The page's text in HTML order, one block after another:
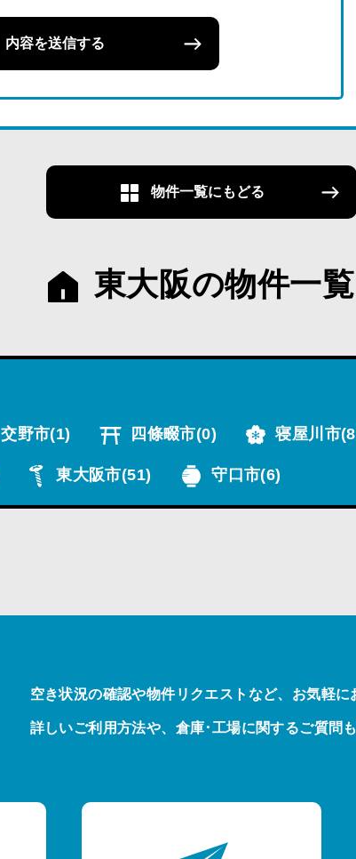
内容を送信する
物件一覧にもどる
東大阪の物件一覧
交野市(1) 四條畷市(0) 寝屋川市
東大阪市(51) 守口市(6)
空き状況の確認や物件リクエストなど、お気軽
詳しいご利用方法や、倉庫･工場に関するご質問